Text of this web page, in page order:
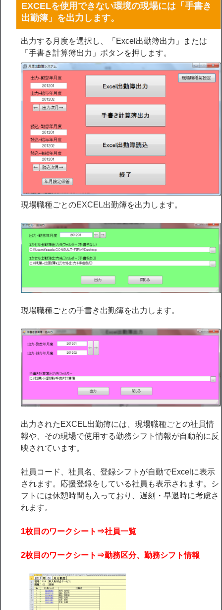
EXCELを使用できない環境の現場には「手書き
出勤簿」を出力します。
出力する月度を選択し、「Excel出勤簿出力」または
「手書き計算簿出力」ボタンを押します。
現場職種ごとのEXCEL出勤簿を出力します。
現場職種ごとの手書き出勤簿を出力します。
出力されたEXCEL出勤簿には、現場職種ごとの社員情
報や、その現場で使用する勤務シフト情報が自動的に反
映されています。
社員コード、社員名、登録シフトが自動でExcelに表示
されます。応援登録をしている社員も表示されます。シ
フトには休憩時間も入っており、遅刻・早退時に考慮さ
れます。
1枚目のワークシート⇒社員一覧
2枚目のワークシート⇒勤務区分、勤務シフト情報